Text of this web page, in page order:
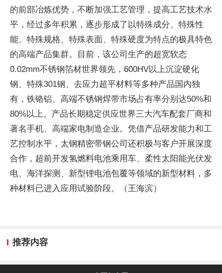
的前部冶炼优势，不断加强工艺管理，提高工艺技术水
平，经过多年积累，逐步形成了以特殊成分、特殊性
能、特殊规格、特殊表面、特殊硬度为特点的极具特色
的高端产品集群。目前，该公司生产的超宽软态
0.02mm不锈钢箔材世界领先，600HV以上沉淀硬化
钢、特殊301钢、去应力超平材料等多种产品国内独
有，铁铬铝、高端不锈钢焊带市场占有率分别达50%和
80%以上。产品长期稳定供应世界三大汽车配套厂商和
著名手机、高端家电制造企业。凭借产品研发能力和工
艺控制水平，太钢精密带钢公司还积极与客户开展深度
合作，超前开发氢燃料电池乘用车、柔性太阳能光伏发
电、海洋探测、新型锂电池包覆等领域的新型材料，多
种材料已进入应用试验阶段。（王海滨）
推荐内容